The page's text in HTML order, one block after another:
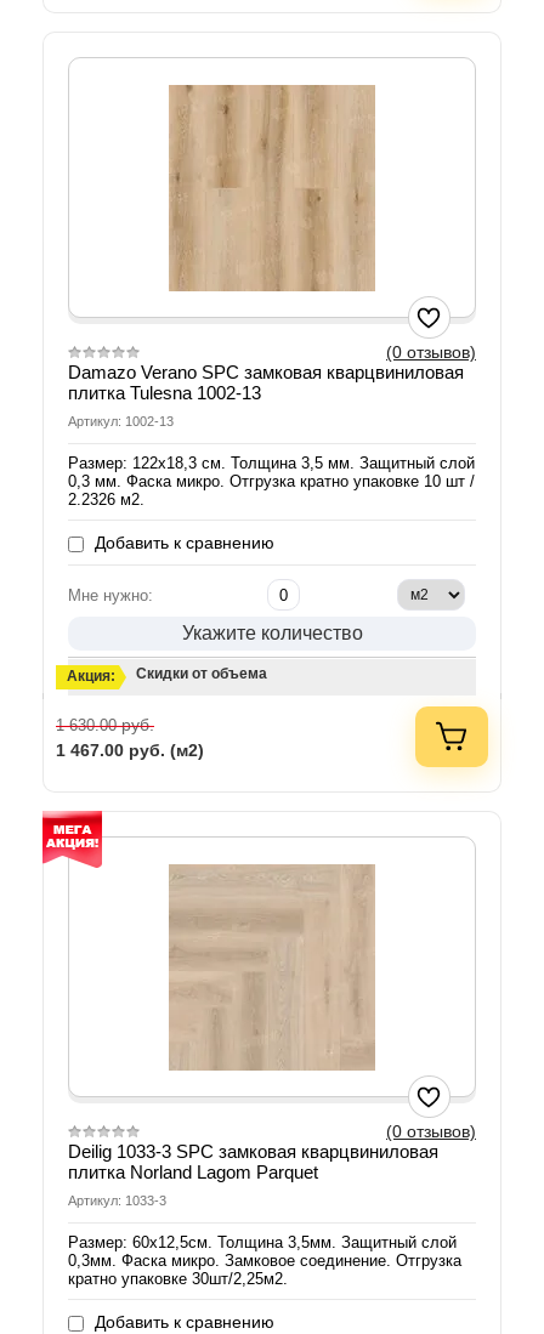
(0 отзывов)
Damazo Verano SPC замковая кварцвиниловая
плитка Tulesna 1002-13
Артикул: 1002-13
Размер: 122х18,3 см. Толщина 3,5 мм. Защитный слой
0,3 мм. Фаска микро. Отгрузка кратно упаковке 10 шт /
2.2326 м2.
Добавить к сравнению
Мне нужно:
Укажите количество
Акция: Скидки от объема
1 630.00руб.
1 467.00 руб. (м2)
(0 отзывов)
Deilig 1033-3 SPC замковая кварцвиниловая
плитка Norland Lagom Parquet
Артикул: 1033-3
Размер: 60х12,5см. Толщина 3,5мм. Защитный слой
0,3мм. Фаска микро. Замковое соединение. Отгрузка
кратно упаковке 30шт/2,25м2.
Добавить к сравнению